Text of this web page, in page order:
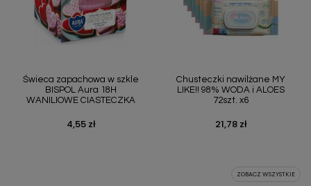
Świeca zapachowa w szkle
BISPOL Aura 18H
WANILIOWE CIASTECZKA
Cena
4,55 zł
Chusteczki nawilżane MY
LIKE!! 98% WODA i ALOES
72szt. x6
Cena
21,78 zł
ZOBACZ WSZYSTKIE